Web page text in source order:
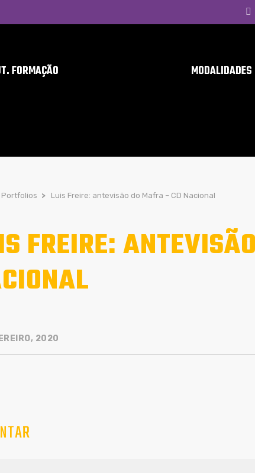
FORMAÇÃO MODALIDADES
Portfolios > Luis Freire: antevisão do Mafra – CD Nacional
FREIRE:
2020